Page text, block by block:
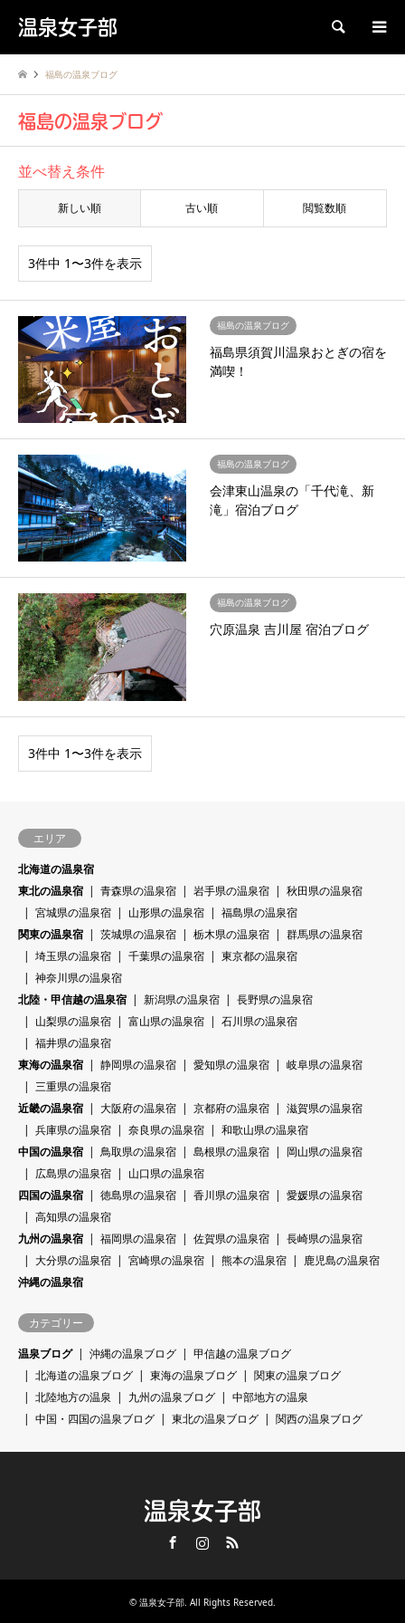
温泉女子部 検索
福島の温泉ブログ
福島の温泉ブログ
並べ替え条件
新しい順 古い順 閲覧数順
3件中 1〜3件を表示
福島の温泉ブログ
福島県須賀川温泉おとぎの宿を
満喫！
福島の温泉ブログ
会津東山温泉の「千代滝、新
滝」宿泊ブログ
福島の温泉ブログ
穴原温泉 吉川屋 宿泊ブログ
3件中 1〜3件を表示
エリア
北海道の温泉宿
東北の温泉宿
青森県の温泉宿 岩手県の温泉宿
秋田県の温泉宿
宮城県の温泉宿
山形県の温泉宿
福島県の温泉宿
関東の温泉宿
茨城県の温泉宿 栃木県の温泉宿
群馬県の温泉宿
埼玉県の温泉宿
千葉県の温泉宿
東京都の温泉宿
神奈川県の温泉宿
北陸・甲信越の温泉宿
新潟県の温泉宿
長野県の温泉宿
山梨県の温泉宿
富山県の温泉宿
石川県の温泉宿
福井県の温泉宿
東海の温泉宿
静岡県の温泉宿 愛知県の温泉宿
岐阜県の温泉宿
三重県の温泉宿
近畿の温泉宿
大阪府の温泉宿 京都府の温泉宿
滋賀県の温泉宿
兵庫県の温泉宿
奈良県の温泉宿
和歌山県の温泉宿
中国の温泉宿
鳥取県の温泉宿 島根県の温泉宿
岡山県の温泉宿
広島県の温泉宿
山口県の温泉宿
四国の温泉宿
徳島県の温泉宿 香川県の温泉宿
愛媛県の温泉宿
高知県の温泉宿
九州の温泉宿
福岡県の温泉宿 佐賀県の温泉宿
長崎県の温泉宿
大分県の温泉宿
宮崎県の温泉宿 熊本の温泉宿
鹿児島の温泉宿
沖縄の温泉宿
カテゴリー
温泉ブログ
沖縄の温泉ブログ
甲信越の温泉ブログ
北海道の温泉ブログ
東海の温泉ブログ
関東の温泉ブログ
北陸地方の温泉
九州の温泉ブログ
中部地方の温泉
中国・四国の温泉ブログ
東北の温泉ブログ 関西の温泉ブログ
温泉女子部
© 温泉女子部 . All Rights Reserved.